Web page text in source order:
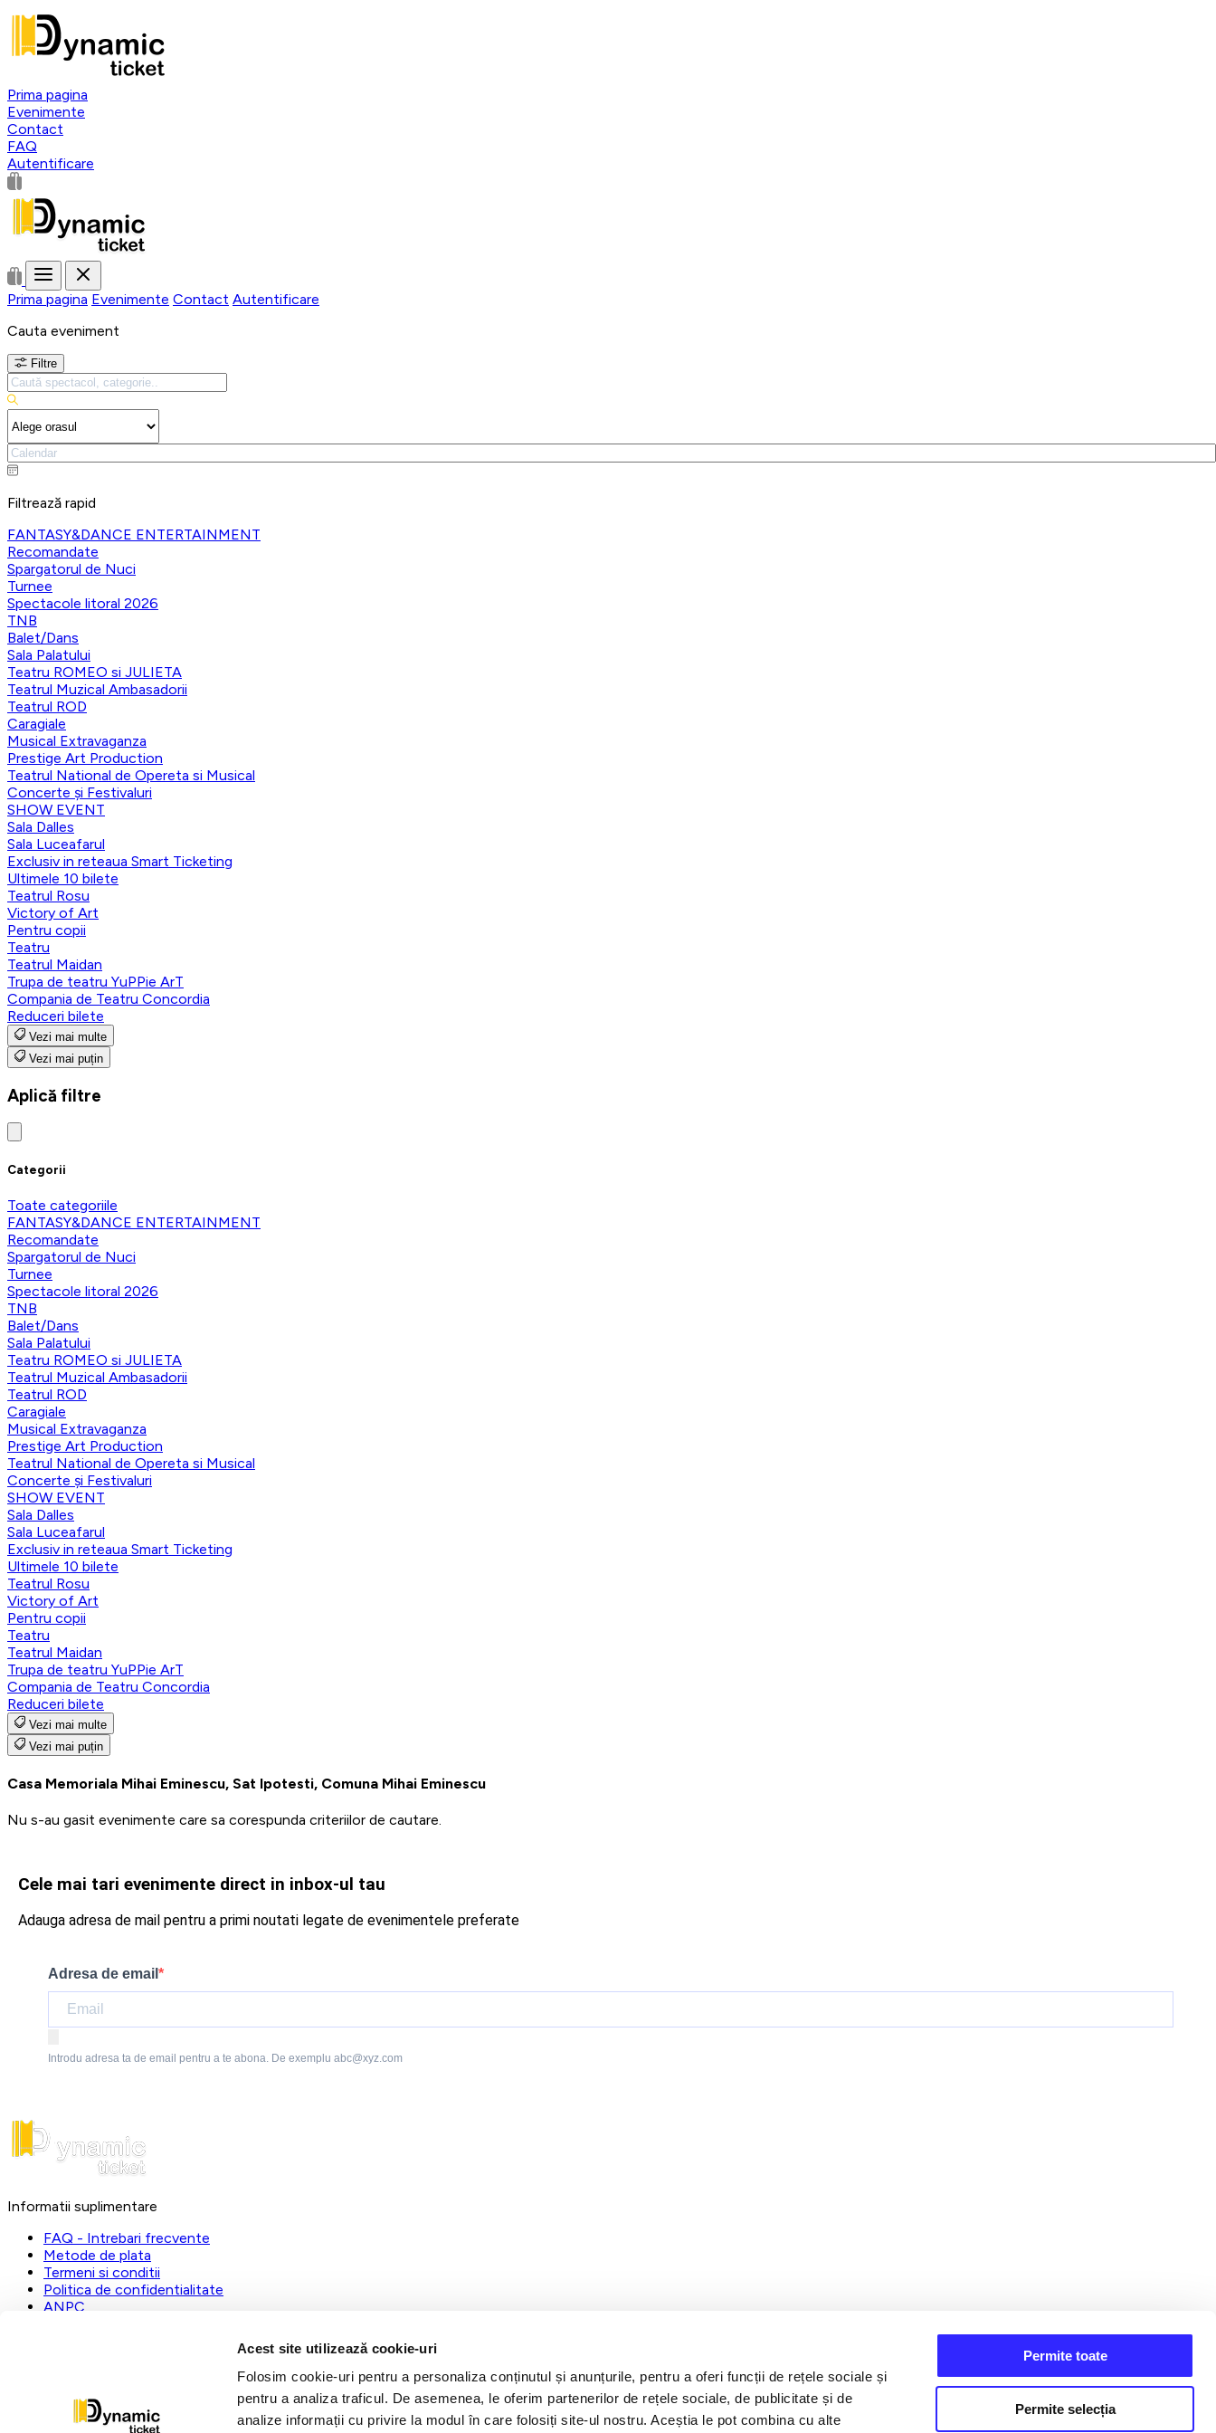
Acest site utilizează cookie-uri
Folosim cookie-uri pentru a personaliza conținutul și anunțurile, pentru a oferi funcții de rețele sociale și
pentru a analiza traficul. De asemenea, le oferim partenerilor de rețele sociale, de publicitate și de
analize informații cu privire la modul în care folosiți site-ul nostru. Aceștia le pot combina cu alte
Permite toate
Permite selecția
Prima pagina
Evenimente
Contact
FAQ
Autentificare
Prima pagina Evenimente Contact Autentificare
Cauta eveniment
Filtre
Filtrează rapid
FANTASY&DANCE ENTERTAINMENT
Recomandate
Spargatorul de Nuci
Turnee
Spectacole litoral 2026
TNB
Balet/Dans
Sala Palatului
Teatru ROMEO si JULIETA
Teatrul Muzical Ambasadorii
Teatrul ROD
Caragiale
Musical Extravaganza
Prestige Art Production
Teatrul National de Opereta si Musical
Concerte și Festivaluri
SHOW EVENT
Sala Dalles
Sala Luceafarul
Exclusiv in reteaua Smart Ticketing
Ultimele 10 bilete
Teatrul Rosu
Victory of Art
Pentru copii
Teatru
Teatrul Maidan
Trupa de teatru YuPPie ArT
Compania de Teatru Concordia
Reduceri bilete
Vezi mai multe
Vezi mai puțin
Aplică filtre
Categorii
Toate categoriile
FANTASY&DANCE ENTERTAINMENT
Recomandate
Spargatorul de Nuci
Turnee
Spectacole litoral 2026
TNB
Balet/Dans
Sala Palatului
Teatru ROMEO si JULIETA
Teatrul Muzical Ambasadorii
Teatrul ROD
Caragiale
Musical Extravaganza
Prestige Art Production
Teatrul National de Opereta si Musical
Concerte și Festivaluri
SHOW EVENT
Sala Dalles
Sala Luceafarul
Exclusiv in reteaua Smart Ticketing
Ultimele 10 bilete
Teatrul Rosu
Victory of Art
Pentru copii
Teatru
Teatrul Maidan
Trupa de teatru YuPPie ArT
Compania de Teatru Concordia
Reduceri bilete
Vezi mai multe
Vezi mai puțin
Casa Memoriala Mihai Eminescu, Sat Ipotesti, Comuna Mihai Eminescu
Nu s-au gasit evenimente care sa corespunda criteriilor de cautare.
Cele mai tari evenimente direct in inbox-ul tau
Adauga adresa de mail pentru a primi noutati legate de evenimentele preferate
Adresa de email
Introdu adresa ta de email pentru a te abona. De exemplu abc@xyz.com
Informatii suplimentare
FAQ - Intrebari frecvente
Metode de plata
Termeni si conditii
Politica de confidentialitate
ANPC
J23/1019/2023
09:00 - 17:00
dynamic@ticketstore.ro